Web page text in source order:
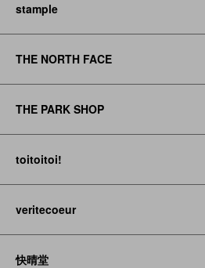
stample
THE NORTH FACE
THE PARK SHOP
toitoitoi!
veritecoeur
快晴堂